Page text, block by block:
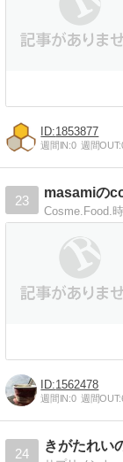
1853877
週間IN:0 週間OUT:
23
masamiの
1562478
週間IN:0 週間OUT:
24
きがたれい